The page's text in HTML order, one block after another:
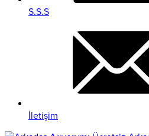
S.S.S
İletişim